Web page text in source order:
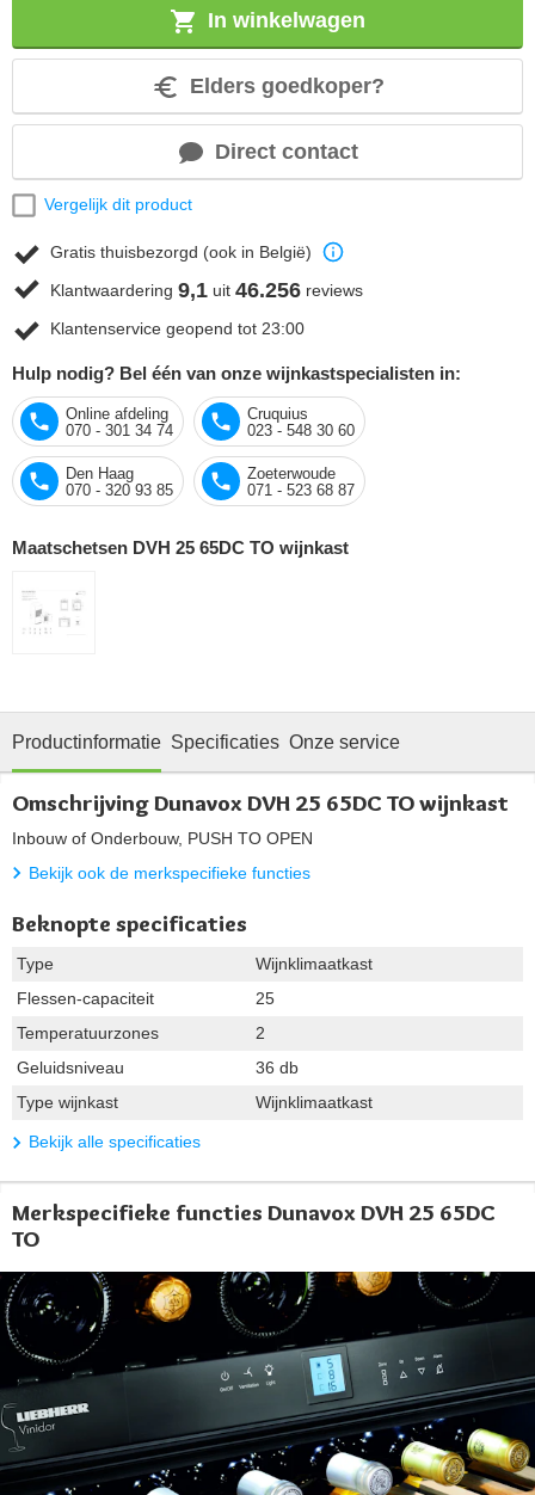
In winkelwagen
Elders goedkoper?
Direct contact
Vergelijk dit product
Gratis thuisbezorgd (ook in België)
Klantwaardering 9,1 uit 46.256 reviews
Klantenservice geopend tot 23:00
Hulp nodig? Bel één van onze wijnkastspecialisten in:
Online afdeling
070 - 301 34 74
Cruquius
023 - 548 30 60
Den Haag
070 - 320 93 85
Zoeterwoude
071 - 523 68 87
Maatschetsen DVH 25 65DC TO wijnkast
Productinformatie Specificaties Onze service
Omschrijving Dunavox DVH 25 65DC TO wijnkast
Inbouw of Onderbouw, PUSH TO OPEN
Bekijk ook de merkspecifieke functies
Beknopte specificaties
Type
Wijnklimaatkast
Flessen-capaciteit
25
Temperatuurzones
2
Geluidsniveau
36 db
Type wijnkast
Wijnklimaatkast
Bekijk alle specificaties
Merkspecifieke functies Dunavox DVH 25 65DC
TO